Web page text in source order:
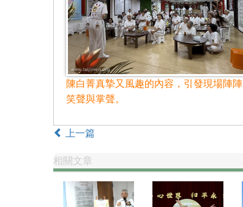
陳白菁真摯又風趣的內容，引發現場陣陣
笑聲與掌聲。
上一篇
相關文章